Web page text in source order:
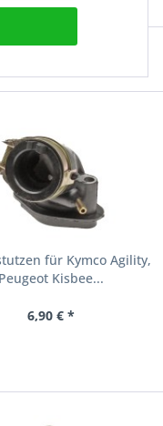
für Kymco Agility,
Peugeot Kisbee...
6,90 € *